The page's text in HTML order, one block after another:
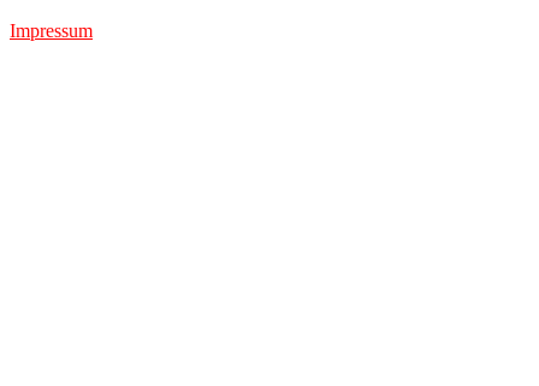
Impressum